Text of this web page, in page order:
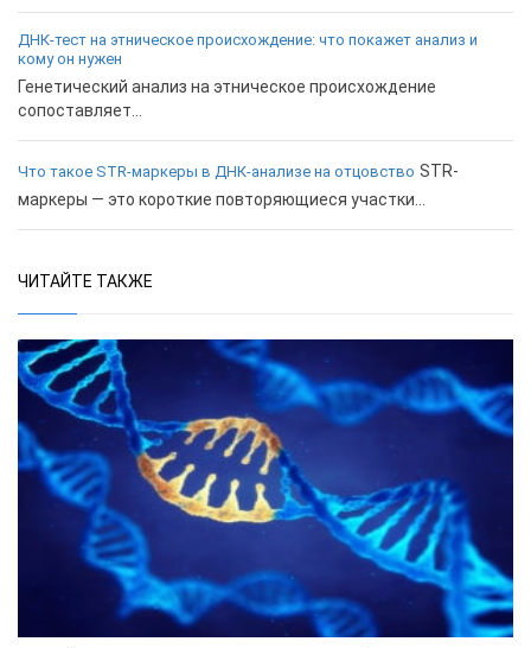
ДНК-тест на этническое происхождение: что покажет анализ и
кому он нужен
Генетический анализ на этническое происхождение
сопоставляет...
Что такое STR-маркеры в ДНК-анализе на отцовство STR-
маркеры — это короткие повторяющиеся участки...
ЧИТАЙТЕ ТАКЖЕ